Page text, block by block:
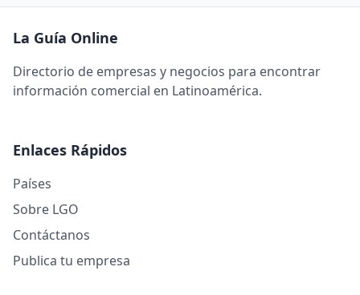
La Guía Online
Directorio de empresas y negocios para encontrar
información comercial en Latinoamérica.
Enlaces Rápidos
Países
Sobre LGO
Contáctanos
Publica tu empresa